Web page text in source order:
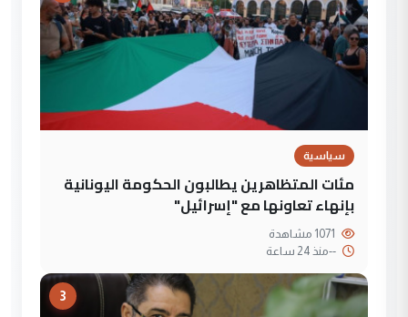
سياسية
مئات المتظاهرين يطالبون الحكومة اليونانية
بإنهاء تعاونها مع "إسرائيل"
--منذ 24 ساعة
3